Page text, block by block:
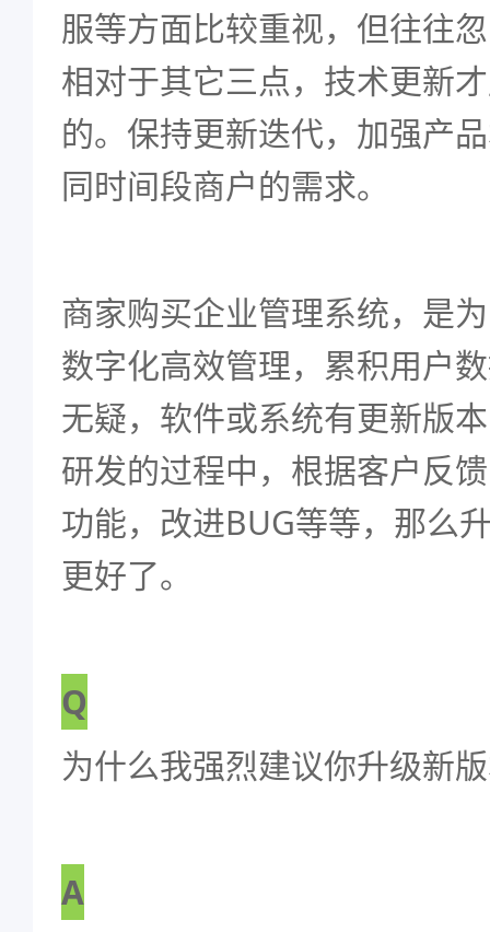
服等方面比较重视，但往往
相对于其它三点，技术更新
的。保持更新迭代，加强产
同时间段商户的需求。
商家购买企业管理系统，是
数字化高效管理，累积用户
无疑，软件或系统有更新版
研发的过程中，根据客户反
功能，改进BUG等等，那么
更好了。
Q
为什么我强烈建议你升级新
A